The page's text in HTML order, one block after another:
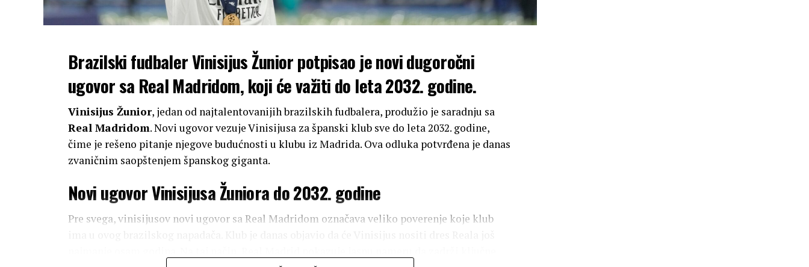
Brazilski fudbaler Vinisijus Žunior potpisao je novi dugoročni
ugovor sa Real Madridom, koji će važiti do leta 2032. godine.
Vinisijus Žunior, jedan od najtalentovanijih brazilskih fudbalera, produžio je saradnju sa
Real Madridom. Novi ugovor vezuje Vinisijusa za španski klub sve do leta 2032. godine,
čime je rešeno pitanje njegove budućnosti u klubu iz Madrida. Ova odluka potvrđena je danas
zvaničnim saopštenjem španskog giganta.
Novi ugovor Vinisijusa Žuniora do 2032. godine
Pre svega, vinisijusov novi ugovor sa Real Madridom označava veliko poverenje koje klub